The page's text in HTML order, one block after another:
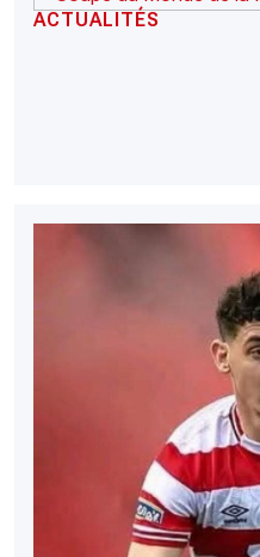
ACTUALITÉS